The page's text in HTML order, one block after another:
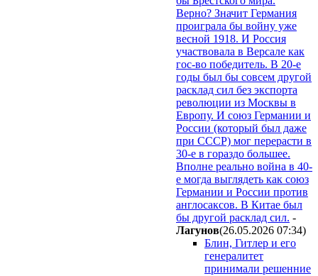
Верно? Значит Германия
проиграла бы войну уже
весной 1918. И Россия
участвовала в Версале как
гос-во победитель. В 20-е
годы был бы совсем другой
расклад сил без экспорта
революции из Москвы в
Европу. И союз Германии и
России (который был даже
при СССР) мог перерасти в
30-е в гораздо большее.
Вполне реально война в 40-
е могда выглядеть как союз
Германии и России против
англосаксов. В Китае был
бы другой расклад сил. -
Лaгyнoв(26.05.2026 07:34)
Блин, Гитлер и его
генералитет
принимали решенние